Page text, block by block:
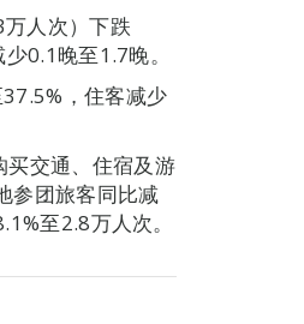
人次）下跌
0.1晚至1.7晚。
，住客减少
交通、住宿及游
参团旅客同比减
至2.8万人次。